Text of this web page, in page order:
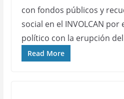
con fondos públicos y
social en el INVOLCAN
político con la erupción
Read More